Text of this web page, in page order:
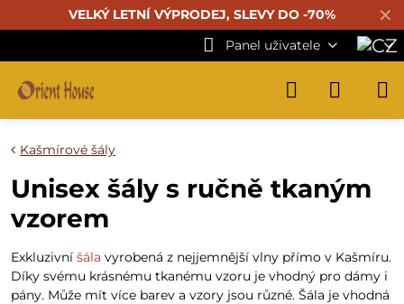
✕
VELKÝ LETNÍ VÝPRODEJ, SLEVY DO -70%
Panel uživatele
Kašmírové šály
Unisex šály s ručně tkaným
vzorem
Exkluzivní šála vyrobená z nejjemnější vlny přímo v Kašmíru.
Díky svému krásnému tkanému vzoru je vhodný pro dámy i
pány. Může mít více barev a vzory jsou různé. Šála je vhodná